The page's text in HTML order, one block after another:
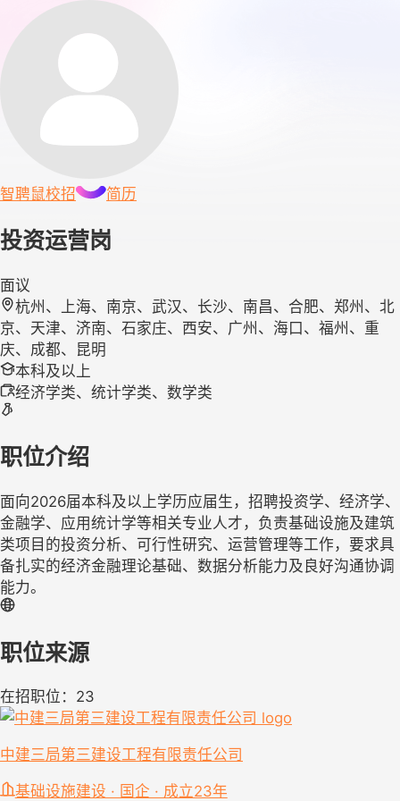
智聘鼠校招 简历
投资运营岗
面议
杭州、上海、南京、武汉、长沙、南昌、合肥、郑州、北
京、天津、济南、石家庄、西安、广州、海口、福州、重
庆、成都、昆明
本科及以上
经济学类、统计学类、数学类
职位介绍
面向2026届本科及以上学历应届生，招聘投资学、经济学、
金融学、应用统计学等相关专业人才，负责基础设施及建筑
类项目的投资分析、可行性研究、运营管理等工作，要求具
备扎实的经济金融理论基础、数据分析能力及良好沟通协调
能力。
职位来源
在招职位：23
中建三局第三建设工程有限责任公司
基础设施建设 · 国企 · 成立23年